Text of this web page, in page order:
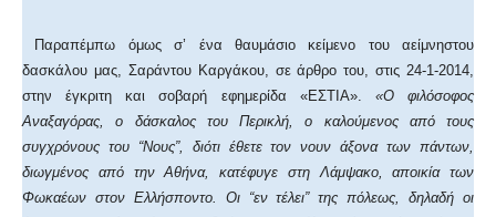
Παραπέμπω όμως σ’ ένα θαυμάσιο κείμενο του αείμνηστου
δασκάλου μας, Σαράντου Καργάκου, σε άρθρο του, στις 24-1-2014,
στην έγκριτη και σοβαρή εφημερίδα «ΕΣΤΙΑ». «Ο φιλόσοφος
Αναξαγόρας, ο δάσκαλος του Περικλή, ο καλούμενος από τους
συγχρόνους του “Νους”, διότι έθετε τον νουν άξονα των πάντων,
διωγμένος από την Αθήνα, κατέφυγε στη Λάμψακο, αποικία των
Φωκαέων στον Ελλήσποντο. Οι “εν τέλει” της πόλεως, δηλαδή οι